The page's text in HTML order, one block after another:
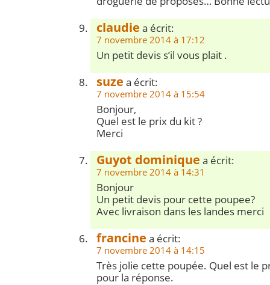
claudie a écrit:
7 novembre 2014 à 17:12
Un petit devis s’il vous plait .
suze a écrit:
7 novembre 2014 à 15:54
Bonjour,
Quel est le prix du kit ?
Merci
Guyot dominique a écrit:
7 novembre 2014 à 14:31
Bonjour
Un petit devis pour cette poupee?
Avec livraison dans les landes merci
francine a écrit:
7 novembre 2014 à 14:15
Très jolie cette poupée. Quel est le
pour la réponse.